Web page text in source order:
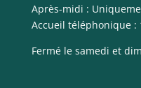
Après-midi :
Accueil téléphonique :
Fermé le samedi et